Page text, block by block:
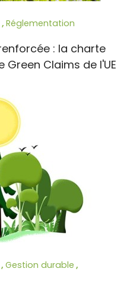
, Réglementation
: la charte
Green Claims de l'UE
, Gestion durable ,